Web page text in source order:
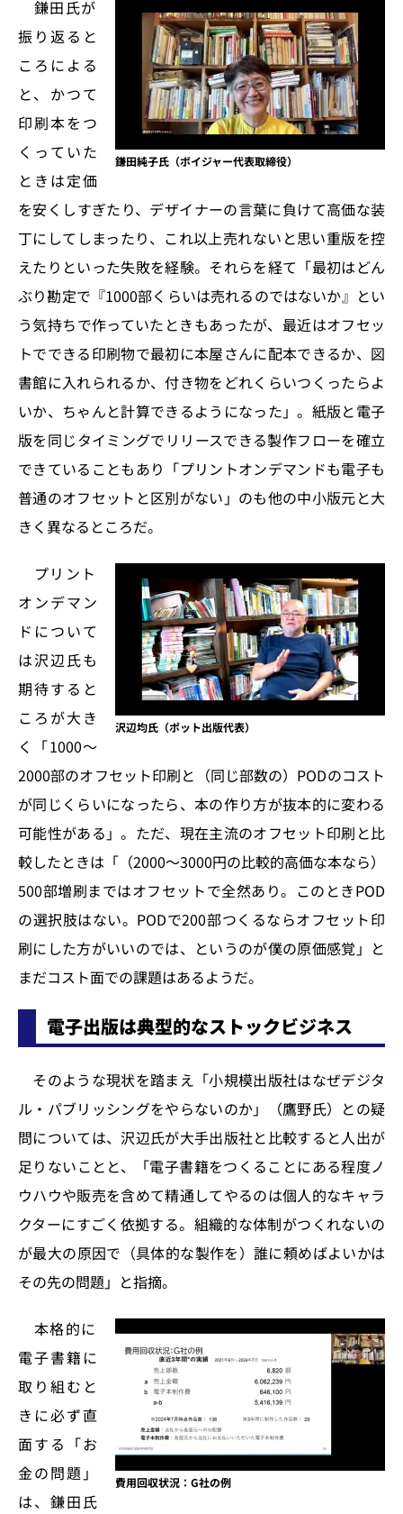
鎌田純子氏（ボイジャー代表取締役）
鎌田氏が
振り返ると
ころによる
と、かつて
印刷本をつ
くっていた
ときは定価
を安くしすぎたり、デザイナーの言葉に負けて高価な装
丁にしてしまったり、これ以上売れないと思い重版を控
えたりといった失敗を経験。それらを経て「最初はどん
ぶり勘定で『1000部くらいは売れるのではないか』とい
う気持ちで作っていたときもあったが、最近はオフセッ
トでできる印刷物で最初に本屋さんに配本できるか、図
書館に入れられるか、付き物をどれくらいつくったらよ
いか、ちゃんと計算できるようになった」。紙版と電子
版を同じタイミングでリリースできる製作フローを確立
できていることもあり「プリントオンデマンドも電子も
普通のオフセットと区別がない」のも他の中小版元と大
きく異なるところだ。
沢辺均氏（ポット出版代表）
プリント
オンデマン
ドについて
は沢辺氏も
期待すると
ころが大き
く「1000～
2000部のオフセット印刷と（同じ部数の）PODのコスト
が同じくらいになったら、本の作り方が抜本的に変わる
可能性がある」。ただ、現在主流のオフセット印刷と比
較したときは「（2000～3000円の比較的高価な本なら）
500部増刷まではオフセットで全然あり。このときPOD
の選択肢はない。PODで200部つくるならオフセット印
刷にした方がいいのでは、というのが僕の原価感覚」と
まだコスト面での課題はあるようだ。
電子出版は典型的なストックビジネス
そのような現状を踏まえ「小規模出版社はなぜデジタ
ル・パブリッシングをやらないのか」（鷹野氏）との疑
問については、沢辺氏が大手出版社と比較すると人出が
足りないことと、「電子書籍をつくることにある程度ノ
ウハウや販売を含めて精通してやるのは個人的なキャラ
クターにすごく依拠する。組織的な体制がつくれないの
が最大の原因で（具体的な製作を）誰に頼めばよいかは
その先の問題」と指摘。
費用回収状況：G社の例
本格的に
電子書籍に
取り組むと
きに必ず直
面する「お
金の問題」
は、鎌田氏